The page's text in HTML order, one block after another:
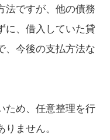
法ですが、他の債務
に、借入していた貸
、今後の支払方法な
ため、任意整理を行
ません。